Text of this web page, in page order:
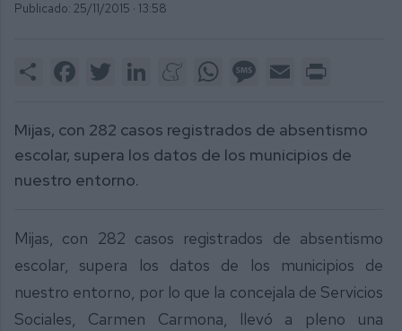
Publicado: 25/11/2015 · 13:58
Share FacebookTwitter LinkedInMeneameWhatsAppMessage
Email
Mijas, con 282 casos registrados de absentismo
escolar, supera los datos de los municipios de
nuestro entorno.
Mijas, con 282 casos registrados de absentismo
escolar, supera los datos de los municipios de
nuestro entorno, por lo que la concejala de Servicios
Sociales, Carmen Carmona, llevó a pleno una